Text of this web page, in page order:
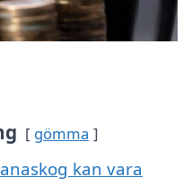
gömma
kan vara